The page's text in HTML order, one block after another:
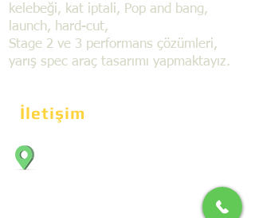
kelebeği, kat iptali, Pop and bang,
launch, hard-cut,
Stage 2 ve 3 performans çözümleri,
yarış spec araç tasarımı yapmaktayız.
İletişim